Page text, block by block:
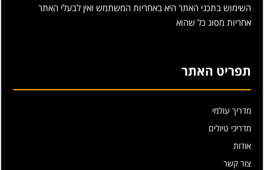
השימוש בתכני האתר היא באחריות המשתמש ואין לבעלי האתר
אחריות מסוג כל שהוא
תפריט האתר
מדריך עולמי
מדריכי טיולים
אודות
צור קשר